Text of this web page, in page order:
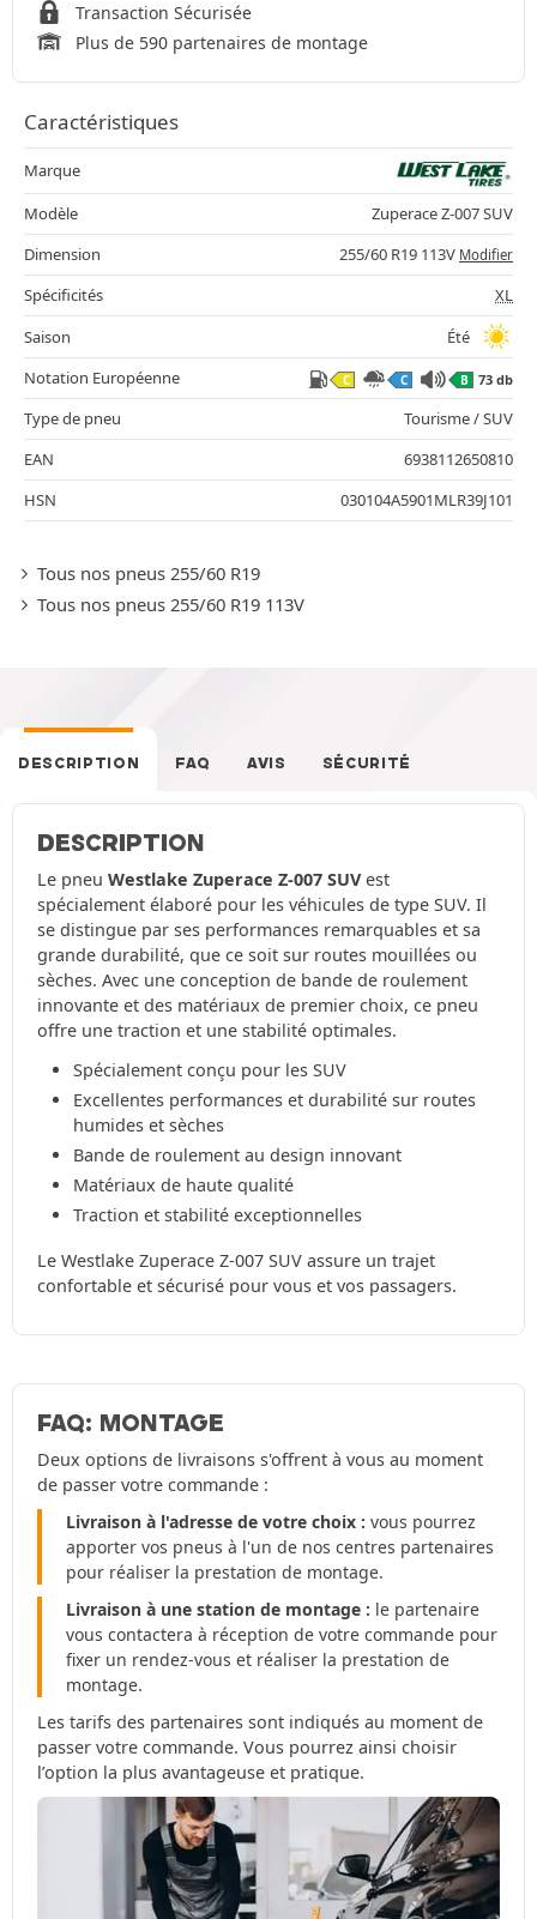
Transaction Sécurisée
Plus de 590 partenaires de montage
Caractéristiques
Marque
Modèle
Zuperace Z-007 SUV
Dimension
255/60 R19 113V Modifier
Spécificités
XL
Saison
Été
Notation Européenne
C C B 73 db
Type de pneu
Tourisme / SUV
EAN
6938112650810
HSN
030104A5901MLR39J101
Tous nos pneus 255/60 R19
Tous nos pneus 255/60 R19 113V
DESCRIPTION FAQ AVIS SÉCURITÉ
DESCRIPTION
Le pneu Westlake Zuperace Z-007 SUVest
spécialement élaboré pour les véhicules de type SUV. Il
se distingue par ses performances remarquables et sa
grande durabilité, que ce soit sur routes mouillées ou
sèches. Avec une conception de bande de roulement
innovante et des matériaux de premier choix, ce pneu
offre une traction et une stabilité optimales.
Spécialement conçu pour les SUV
Excellentes performances et durabilité sur routes
humides et sèches
Bande de roulement au design innovant
Matériaux de haute qualité
Traction et stabilité exceptionnelles
Le Westlake Zuperace Z-007 SUV assure un trajet
confortable et sécurisé pour vous et vos passagers.
FAQ: MONTAGE
Deux options de livraisons s'offrent à vous au moment
de passer votre commande :
Livraison à l'adresse de votre choix : vous pourrez
apporter vos pneus à l'un de nos centres partenaires
pour réaliser la prestation de montage.
Livraison à une station de montage : le partenaire
vous contactera à réception de votre commande pour
fixer un rendez-vous et réaliser la prestation de
montage.
Les tarifs des partenaires sont indiqués au moment de
passer votre commande. Vous pourrez ainsi choisir
l’option la plus avantageuse et pratique.